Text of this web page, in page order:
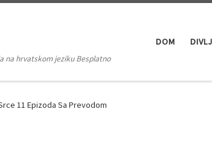
na hrvatskom jeziku Besplatno
DOM
11 Epizoda Sa Prevodom